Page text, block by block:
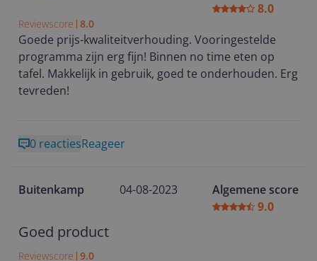
8.0
Reviewscore 8.0
Goede prijs-kwaliteitverhouding. Vooringestelde
programma zijn erg fijn! Binnen no time eten op
tafel. Makkelijk in gebruik, goed te onderhouden. Erg
tevreden!
0 reactiesReageer
Buitenkamp 04-08-2023
Algemene score
9.0
Goed product
Reviewscore 9.0